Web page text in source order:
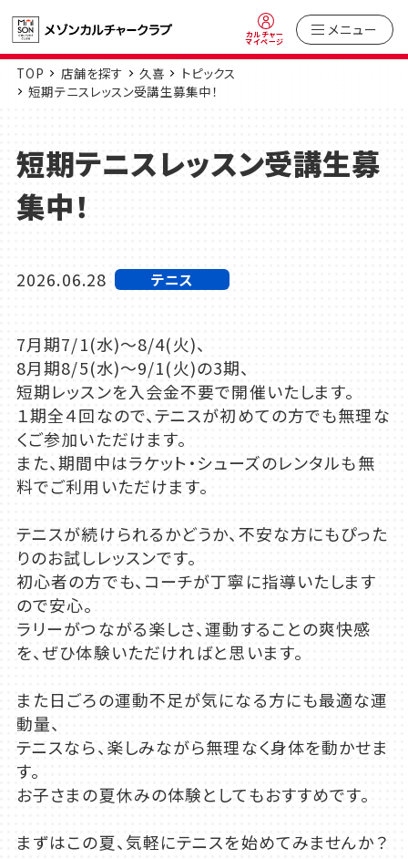
カルチャー
マイページ
メニュー
TOP 店舗を探す 久喜
トピックス
短期テニスレッスン受講生募集中！
短期テニスレッスン受講生募
集中！
2026.06.28 テニス
7月期7/1(水)～8/4(火)、
8月期8/5(水)～9/1(火)の3期、
短期レッスンを入会金不要で開催いたします。
１期全４回なので、テニスが初めての方でも無理な
くご参加いただけます。
また、期間中はラケット・シューズのレンタルも無
料でご利用いただけます。
テニスが続けられるかどうか、不安な方にもぴった
りのお試しレッスンです。
初心者の方でも、コーチが丁寧に指導いたします
ので安心。
ラリーがつながる楽しさ、運動することの爽快感
を、ぜひ体験いただければと思います。
また日ごろの運動不足が気になる方にも最適な運
動量、
テニスなら、楽しみながら無理なく身体を動かせま
す。
お子さまの夏休みの体験としてもおすすめです。
まずはこの夏、気軽にテニスを始めてみませんか？